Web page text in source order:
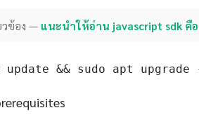
วข้อง — แนะนำให้อ่าน javascript sdk
update && sudo apt upgrade